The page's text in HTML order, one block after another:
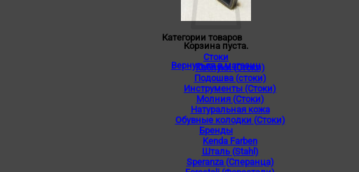
Корзина пуста.
Вернуться в магазин
Категории товаров
Стоки
Каблуки (Стоки)
Подошва (стоки)
Инструменты (Стоки)
Молния (Стоки)
Натуральная кожа
Обувные колодки (Стоки)
Бренды
Kenda Farben
Шталь (Stahl)
Speranza (Сперанца)